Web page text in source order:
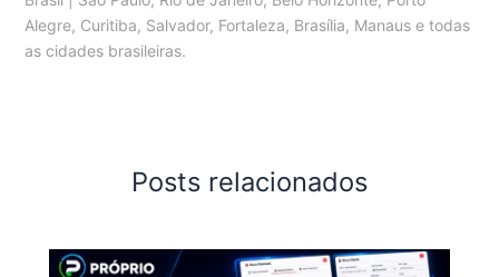
Alegre, Curitiba, Salvador, Fortaleza, Brasília, Manaus e todas
as cidades brasileiras.
Posts relacionados